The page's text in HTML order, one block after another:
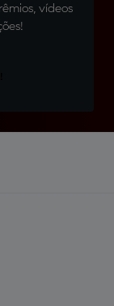
vídeos